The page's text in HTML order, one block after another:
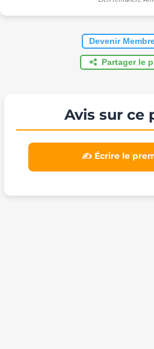
Devenir
Partager le
Avis sur ce
✍️ Écrire le